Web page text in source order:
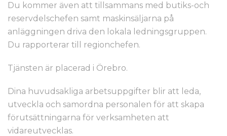
Du kommer även att tillsammans med butiks-och
reservdelschefen samt maskinsäljarna på
anläggningen driva den lokala ledningsgruppen.
Du rapporterar till regionchefen.
Tjänsten är placerad i Örebro.
Dina huvudsakliga arbetsuppgifter blir att leda,
utveckla och samordna personalen för att skapa
förutsättningarna för verksamheten att
vidareutvecklas.